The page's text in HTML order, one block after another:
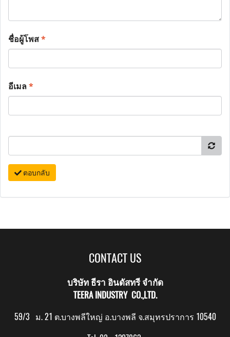
ชื่อผู้โพส*
อีเมล*
ตอบกลับ
CONTACT US
บริษัท ธีรา อินดัสทรี จำกัด
TEERA INDUSTRY CO.,LTD.
59/3 ม. 21 ต.บางพลีใหญ่ อ.บางพลี จ.สมุทรปราการ 10540